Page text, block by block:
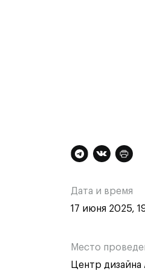
о
Дата и время
17 июня 2025,
Место
Центр дизайна